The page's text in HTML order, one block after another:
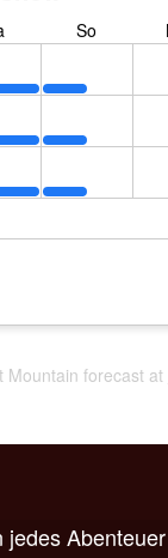
Mountain forecast at
jedes Abenteuer